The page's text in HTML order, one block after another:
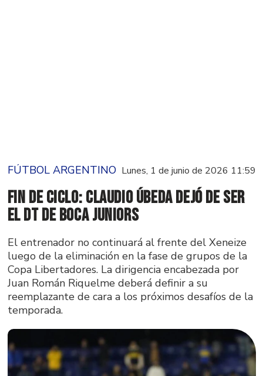
FÚTBOL ARGENTINO Lunes, 1 de junio de 2026 11:59
Fin de ciclo: Claudio Úbeda dejó de ser
el DT de Boca Juniors
El entrenador no continuará al frente del Xeneize
luego de la eliminación en la fase de grupos de la
Copa Libertadores. La dirigencia encabezada por
Juan Román Riquelme deberá definir a su
reemplazante de cara a los próximos desafíos de la
temporada.